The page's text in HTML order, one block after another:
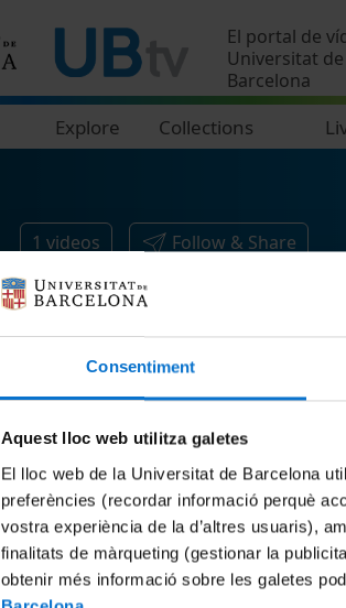
Consentiment
Aquest lloc web utilitza galetes
El lloc web de la Universitat de Barcelona
preferències (recordar informació perquè
vostra experiència de la d’altres usuaris),
finalitats de màrqueting (gestionar la
obtenir més informació sobre les galetes
El portal de
Universitat de
Barcelona
Explore Collections
1 videos Follow & Share